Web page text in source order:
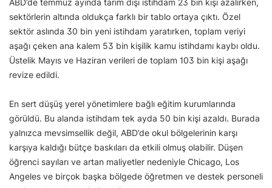
sektörlerin altında oldukça farklı bir tablo ortaya çıktı. Özel
sektör aslında 30 bin yeni istihdam yaratırken, toplam veriyi
aşağı çeken ana kalem 53 bin kişilik kamu istihdamı kaybı oldu.
Üstelik Mayıs ve Haziran verileri de toplam 103 bin kişi aşağı
revize edildi.
En sert düşüş yerel yönetimlere bağlı eğitim kurumlarında
görüldü. Bu alanda istihdam tek ayda 50 bin kişi azaldı. Burada
yalnızca mevsimsellik değil, ABD’de okul bölgelerinin karşı
karşıya kaldığı bütçe baskıları da etkili olmuş olabilir. Düşen
öğrenci sayıları ve artan maliyetler nedeniyle Chicago, Los
Angeles ve birçok başka bölgede öğretmen ve destek personeli